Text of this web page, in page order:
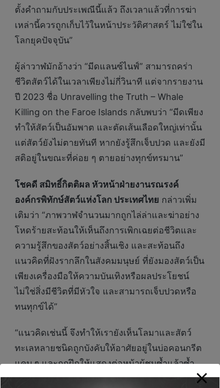
ตั้งคำถามกับประเพณีนี้แล้ว ถึงเวลาแล้วที่การฆ่า
เหล่านี้ควรถูกเก็บไว้ในหน้าประวัติศาสตร์ ไม่ใช่ใน
โลกยุคปัจจุบัน”
ผู้ล่าวาฬมักอ้างว่า “มีดแลนซ์ไนฟ์” สามารถคร่า
ชีวิตสัตว์ได้ในเวลาเพียงไม่กี่วินาที แต่จากรายงาน
ปี 2023 ชื่อ Unravelling the Truth – Whale
Killing on the Faroe Islands กลับพบว่า “มีดเพียง
ทำให้สัตว์เป็นอัมพาต และตัดเส้นเลือดใหญ่เท่านั้น
แต่สัตว์ยังไม่ตายทันที หากยังรู้สึกเจ็บปวด และยังมี
สติอยู่ในขณะที่ค่อย ๆ ตายอย่างทุกข์ทรมาน”
โชคดี สมิทธิ์กิตติผล หัวหน้าฝ่ายงานรณรงค์
องค์กรพิทักษ์สัตว์แห่งโลก ประเทศไทย กล่าวเพิ่ม
เติมว่า “ภาพวาฬจำนวนมากถูกไล่ล่าและฆ่าอย่าง
โหดร้ายสะท้อนให้เห็นถึงการเพิกเฉยต่อชีวิตและ
ความรู้สึกของสัตว์อย่างสิ้นเชิง และสะท้อนถึง
แนวคิดที่ฝังรากลึกในสังคมมนุษย์ ที่ยังมองสัตว์เป็น
เพียงเครื่องมือให้ความบันเทิงหรือผลประโยชน์
ไม่ใช่สิ่งมีชีวิตที่มีหัวใจ และสามารถเจ็บปวดหรือ
ทนทุกข์ได้”
“แนวคิดเช่นนี้ จึงทำให้เรายังเห็นโลมาและสัตว์
ทะเลหลายชนิดถูกบังคับให้อาศัยอยู่ในบ่อคอนกรีต
แคบ ๆ และถูกฝึกให้แสดงต่อหน้าผู้ชมซ้ำแล้วซ้ำ
เล่า เพียงเพื่อความสนุกของมนุษย์ ทั้งที่สัตว์เหล่านี้